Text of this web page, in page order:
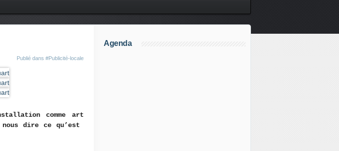
Publié dans #Publicité-locale
comme art
nous dire ce qu’est
Agenda